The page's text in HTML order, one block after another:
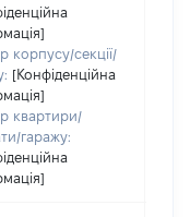
корпусу/секції/
[Конфіденційна
квартири/
гаражу: